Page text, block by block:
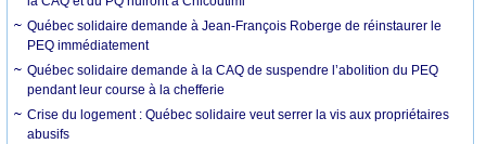
Québec solidaire demande à Jean-François Roberge de réinstaurer le
PEQ immédiatement
Québec solidaire demande à la CAQ de suspendre l’abolition du PEQ
pendant leur course à la chefferie
Crise du logement : Québec solidaire veut serrer la vis aux propriétaires
abusifs